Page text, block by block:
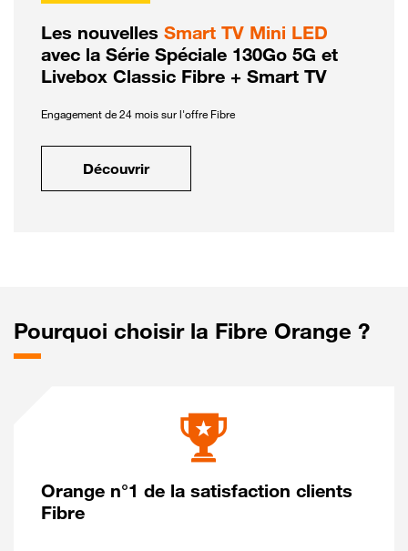
Les nouvelles Smart TV Mini LED
avec la Série Spéciale 130Go 5G et
Livebox Classic Fibre + Smart TV
Engagement de 24 mois sur l'offre Fibre
Découvrir
Pourquoi choisir la Fibre Orange ?
Orange n°1 de la satisfaction clients
Fibre